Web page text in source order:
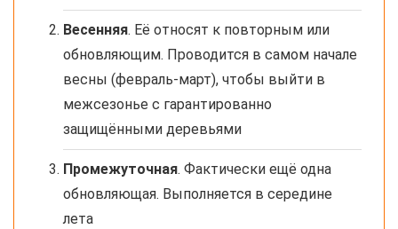
Весенняя. Её относят к повторным или
обновляющим. Проводится в самом начале
весны (февраль-март), чтобы выйти в
межсезонье с гарантированно
защищёнными деревьями
Промежуточная. Фактически ещё одна
обновляющая. Выполняется в середине
лета